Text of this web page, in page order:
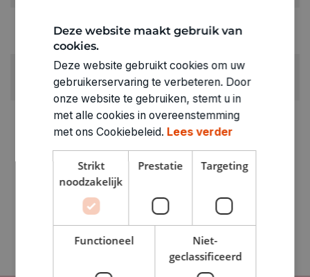
Algemene benodigdheden
GEWICHT
0.075kg
ARTIKELNUMMER
0371560
Deze website maakt gebruik van
cookies.
Deze website gebruikt cookies om uw
gebruikerservaring te verbeteren. Door
onze website te gebruiken, stemt u in
met alle cookies in overeenstemming
met ons Cookiebeleid. Lees verder
Strikt
noodzakelijk
Prestatie Targeting
Functioneel
Niet-
geclassificeerd